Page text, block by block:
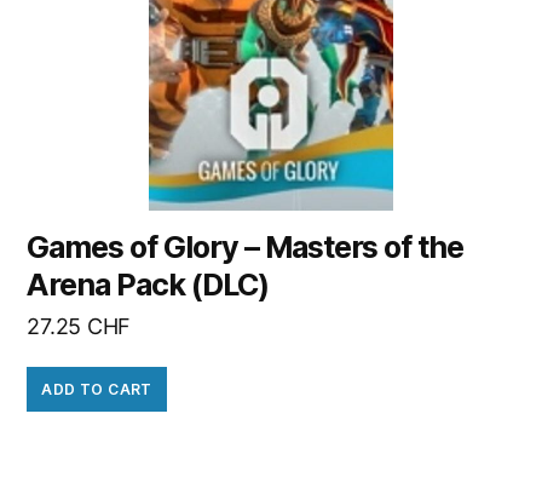
Games of Glory – Masters of the
Arena Pack (DLC)
27.25 CHF
ADD TO CART